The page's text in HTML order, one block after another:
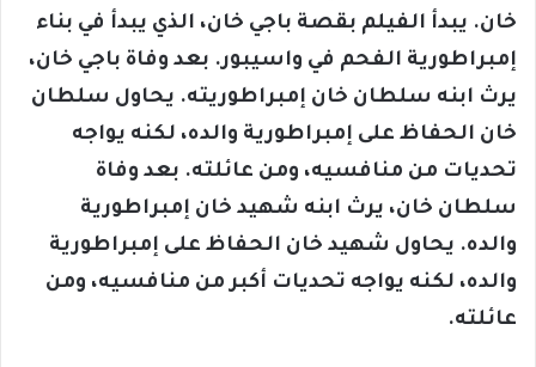
خان. يبدأ الفيلم بقصة باجي خان، الذي يبدأ في بناء
إمبراطورية الفحم في واسيبور. بعد وفاة باجي خان،
يرث ابنه سلطان خان إمبراطوريته. يحاول سلطان
خان الحفاظ على إمبراطورية والده، لكنه يواجه
تحديات من منافسيه، ومن عائلته. بعد وفاة
سلطان خان، يرث ابنه شهيد خان إمبراطورية
والده. يحاول شهيد خان الحفاظ على إمبراطورية
والده، لكنه يواجه تحديات أكبر من منافسيه، ومن
عائلته.